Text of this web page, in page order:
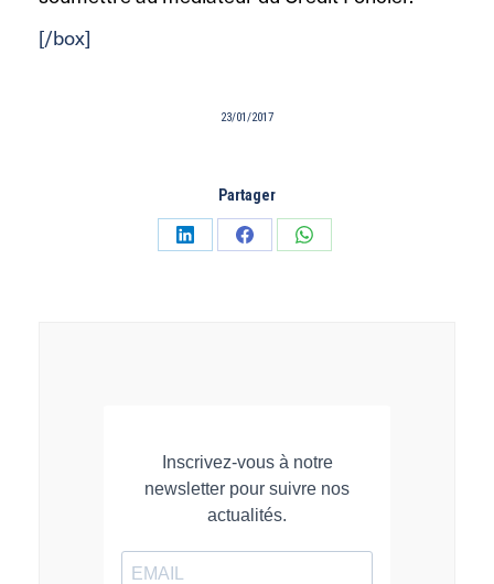
[/box]
23/01/2017
Partager
PartagerPartagerPartager